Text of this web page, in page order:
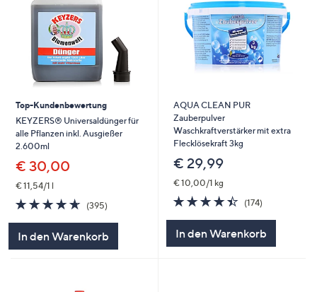
Top-Kundenbewertung
KEYZERS® Universaldünger für
alle Pflanzen inkl. Ausgießer
2.600ml
€ 30,00
€ 11,54/1 l
4.6
von
5
(395)
In den Warenkorb
AQUA CLEAN PUR
Zauberpulver
Waschkraftverstärker mit extra
Flecklösekraft 3kg
€ 29,99
€ 10,00/1 kg
4.4
von
(174)174
In den Warenkorb